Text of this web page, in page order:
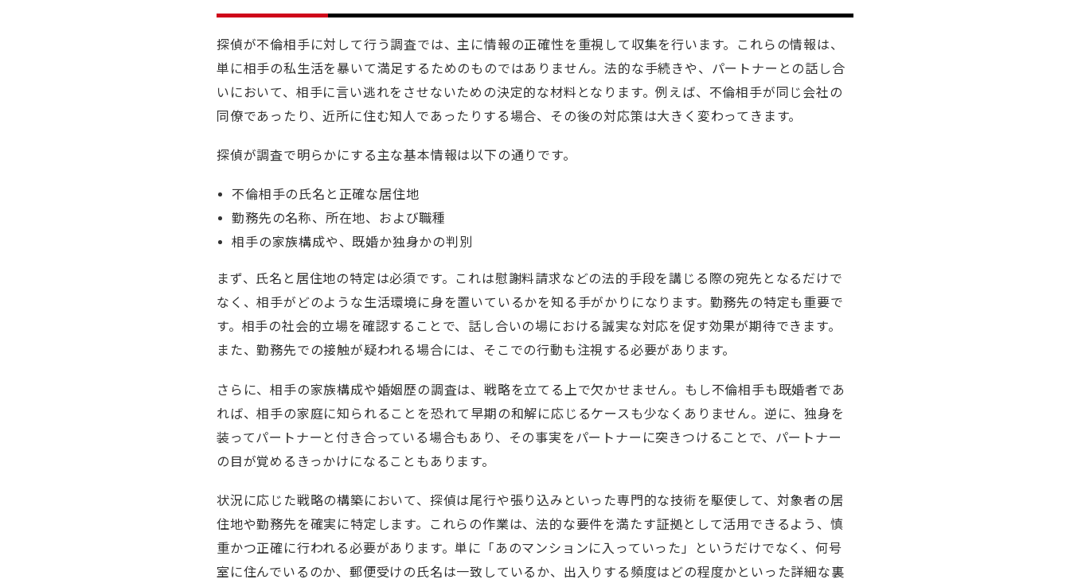
探偵が不倫相手に対して行う調査では、主に情報の正確性を重視して収集を行います。これらの情報は、
単に相手の私生活を暴いて満足するためのものではありません。法的な手続きや、パートナーとの話し合
いにおいて、相手に言い逃れをさせないための決定的な材料となります。例えば、不倫相手が同じ会社の
同僚であったり、近所に住む知人であったりする場合、その後の対応策は大きく変わってきます。
探偵が調査で明らかにする主な基本情報は以下の通りです。
不倫相手の氏名と正確な居住地
勤務先の名称、所在地、および職種
相手の家族構成や、既婚か独身かの判別
まず、氏名と居住地の特定は必須です。これは慰謝料請求などの法的手段を講じる際の宛先となるだけで
なく、相手がどのような生活環境に身を置いているかを知る手がかりになります。勤務先の特定も重要で
す。相手の社会的立場を確認することで、話し合いの場における誠実な対応を促す効果が期待できます。
また、勤務先での接触が疑われる場合には、そこでの行動も注視する必要があります。
さらに、相手の家族構成や婚姻歴の調査は、戦略を立てる上で欠かせません。もし不倫相手も既婚者であ
れば、相手の家庭に知られることを恐れて早期の和解に応じるケースも少なくありません。逆に、独身を
装ってパートナーと付き合っている場合もあり、その事実をパートナーに突きつけることで、パートナー
の目が覚めるきっかけになることもあります。
状況に応じた戦略の構築において、探偵は尾行や張り込みといった専門的な技術を駆使して、対象者の居
住地や勤務先を確実に特定します。これらの作業は、法的な要件を満たす証拠として活用できるよう、慎
重かつ正確に行われる必要があります。単に「あのマンションに入っていった」というだけでなく、何号
室に住んでいるのか、郵便受けの氏名は一致しているか、出入りする頻度はどの程度かといった詳細な裏